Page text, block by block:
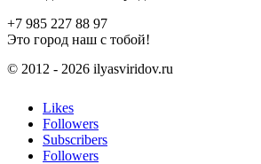
+7 985 227 88 97
Это город наш с тобой!
© 2012 - 2026 ilyasviridov.ru
Likes
Followers
Subscribers
Followers